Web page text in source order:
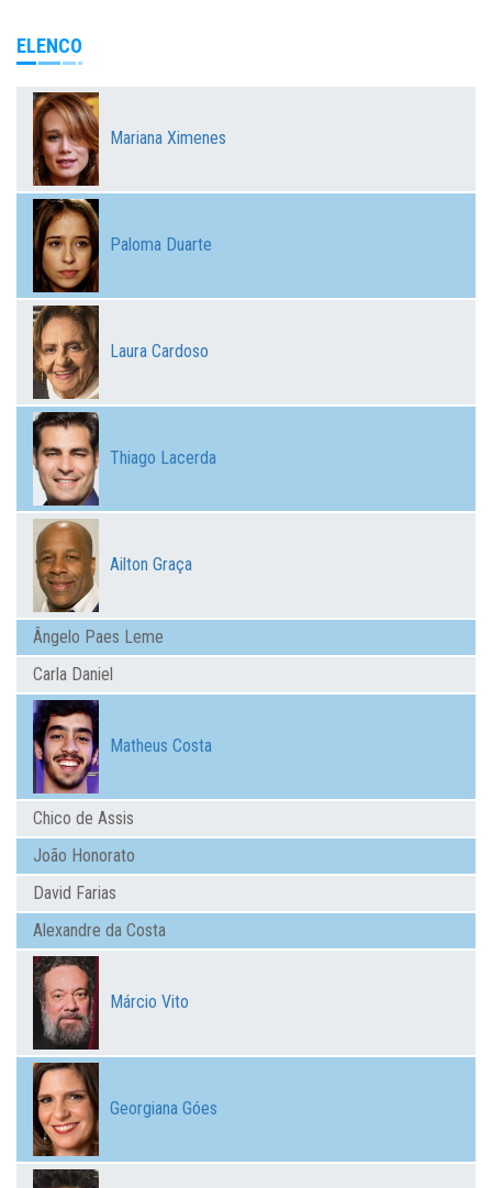
ELENCO
Mariana Ximenes
Paloma Duarte
Laura Cardoso
Thiago Lacerda
Ailton Graça
Ângelo Paes Leme
Carla Daniel
Matheus Costa
Chico de Assis
João Honorato
David Farias
Alexandre da Costa
Márcio Vito
Georgiana Góes